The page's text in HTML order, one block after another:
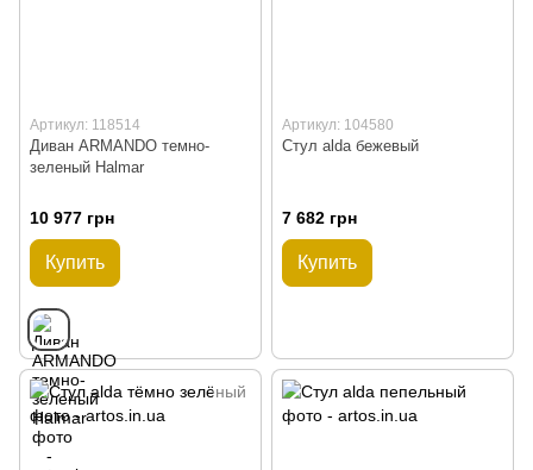
Артикул: 118514
Диван ARMANDO темно-
зеленый Halmar
10 977 грн
Купить
Артикул: 104580
Стул alda бежевый
7 682 грн
Купить